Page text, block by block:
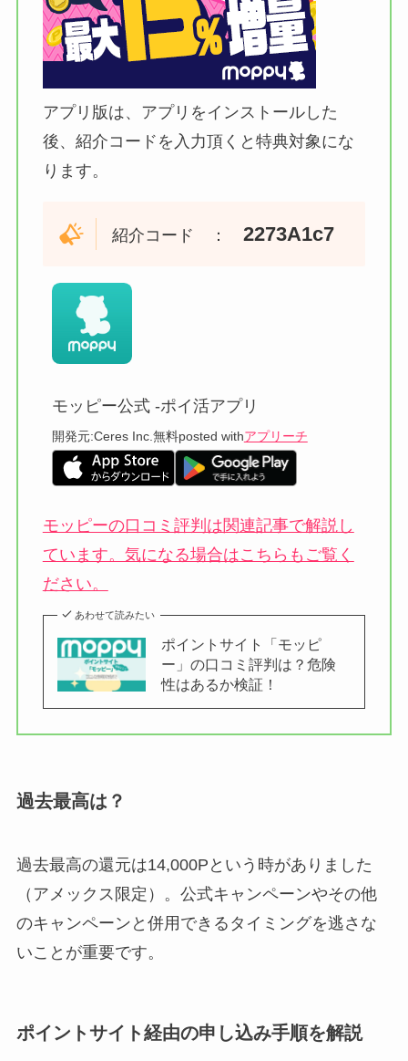
アプリ版は、アプリをインストールした
後、紹介コードを入力頂くと特典対象にな
ります。
紹介コード ： 2273A1c7
モッピー公式 -ポイ活アプリ
開発元:Ceres Inc. 無料posted withアプリーチ
モッピーの口コミ評判は関連記事で解説し
ています。気になる場合はこちらもご覧く
ださい。
あわせて読みたい
ポイントサイト「モッピ
ー」の口コミ評判は？危険
性はあるか検証！
過去最高は？
過去最高の還元は14,000Pという時がありました
（アメックス限定）。公式キャンペーンやその他
のキャンペーンと併用できるタイミングを逃さな
いことが重要です。
ポイントサイト経由の申し込み手順を解説